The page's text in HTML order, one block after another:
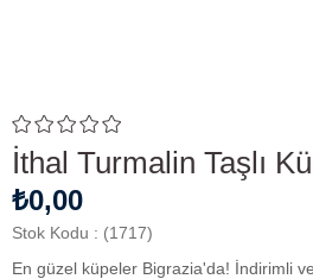
İthal Turmalin Taşlı
₺0,00
Stok Kodu
(1717)
En güzel küpeler Bigrazia'da! İndirimli